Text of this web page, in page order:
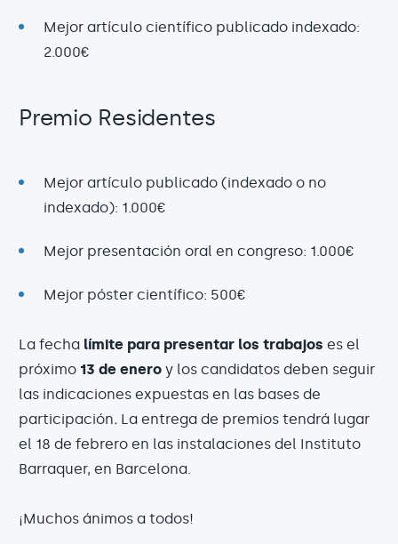
Mejor artículo científico publicado indexado:
2.000€
Premio Residentes
Mejor artículo publicado (indexado o no
indexado): 1.000€
Mejor presentación oral en congreso: 1.000€
Mejor póster científico: 500€
La fecha límite para presentar los trabajos es el
próximo 13 de enero y los candidatos deben seguir
las indicaciones expuestas en las bases de
participación. La entrega de premios tendrá lugar
el 18 de febrero en las instalaciones del Instituto
Barraquer, en Barcelona.
¡Muchos ánimos a todos!